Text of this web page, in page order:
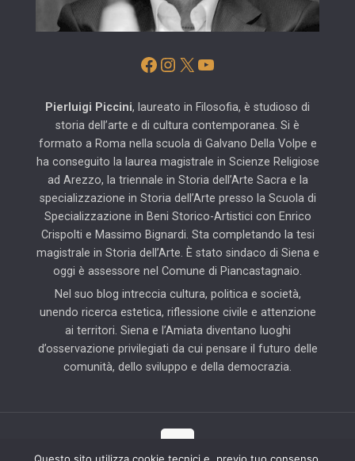
Facebook
Instagram
X YouTube
Pierluigi Piccini, laureato in Filosofia, è studioso di
storia dell’arte e di cultura contemporanea. Si è
formato a Roma nella scuola di Galvano Della Volpe e
ha conseguito la laurea magistrale in Scienze Religiose
ad Arezzo, la triennale in Storia dell’Arte Sacra e la
specializzazione in Storia dell’Arte presso la Scuola di
Specializzazione in Beni Storico-Artistici con Enrico
Crispolti e Massimo Bignardi. Sta completando la tesi
magistrale in Storia dell’Arte. È stato sindaco di Siena e
oggi è assessore nel Comune di Piancastagnaio.
Nel suo blog intreccia cultura, politica e società,
unendo ricerca estetica, riflessione civile e attenzione
ai territori. Siena e l’Amiata diventano luoghi
d’osservazione privilegiati da cui pensare il futuro delle
comunità, dello sviluppo e della democrazia.